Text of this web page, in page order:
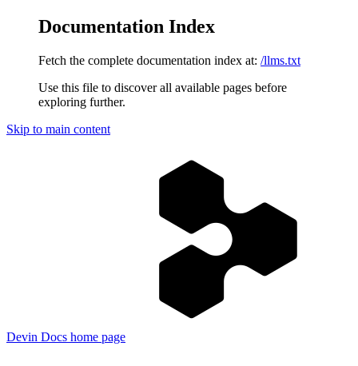
Documentation Index
Fetch the complete documentation index at: /llms.txt
Use this file to discover all available pages before
exploring further.
Skip to main content
Devin Docs home page